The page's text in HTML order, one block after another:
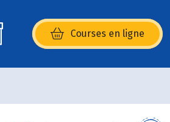
Courses en ligne
(s’ouvre dans une nouvelle